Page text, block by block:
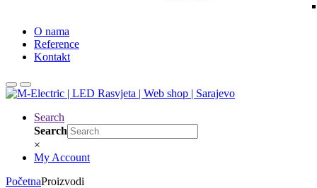
O nama
Reference
Kontakt
Search
Search
×
My Account
PočetnaProizvodi